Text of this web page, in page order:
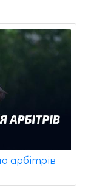
арбітрів